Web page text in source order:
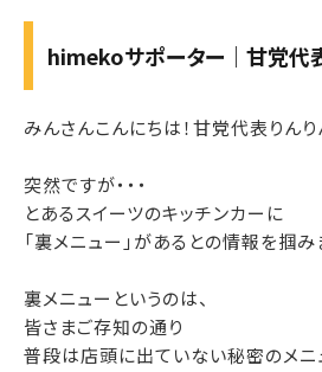
himekoサポーター｜甘党代
みんさんこんにちは！甘党代表りんり
突然ですが・・・
とあるスイーツのキッチンカーに
「裏メニュー」があるとの情報を掴み
裏メニューというのは、
皆さまご存知の通り
普段は店頭に出ていない秘密のメニ